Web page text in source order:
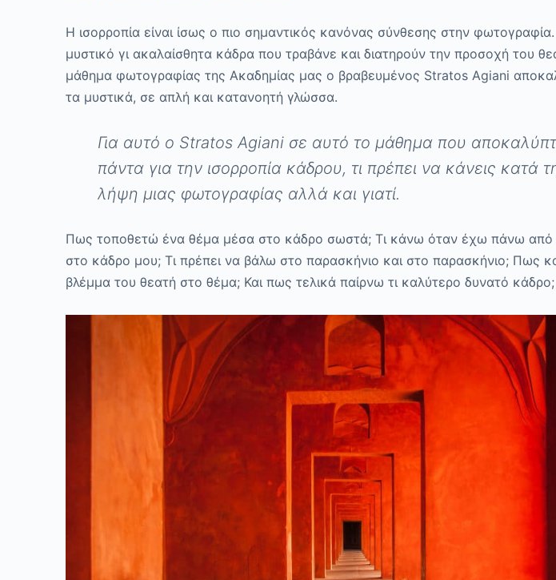
Η ισορροπία είναι ίσως ο πιο σημαντικός κανόνας σύνθεσης στην φωτογραφία.
μυστικό γι ακαλαίσθητα κάδρα που τραβάνε και διατηρούν την προσοχή του
μάθημα φωτογραφίας της Ακαδημίας μας ο βραβευμένος Stratos Agiani
τα μυστικά, σε απλή και κατανοητή γλώσσα.
Για αυτό ο Stratos Agiani σε αυτό το μάθημα που
πάντα για την ισορροπία κάδρου, τι πρέπει να κάνεις κατά
λήψη μιας φωτογραφίας αλλά και γιατί.
Πως τοποθετώ ένα θέμα μέσα στο κάδρο σωστά; Τι κάνω όταν έχω πάνω από
στο κάδρο μου; Τι πρέπει να βάλω στο παρασκήνιο και στο παρασκήνιο; Πως
βλέμμα του θεατή στο θέμα; Και πως τελικά παίρνω τι καλύτερο δυνατό κάδρο;